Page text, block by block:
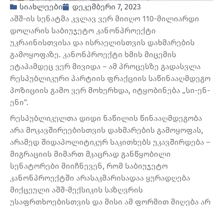
სიახლეები
დეკემბერი 7, 2023
აშშ-ის სენატმა კვლავ ვერ მიიღო 110-მილიარდი
დოლარის საბიუჯეტო კანონპროექტი
უკრაინისთვისა და ისრაელისთვის დახმარების
გამოყოფაზე. კანონპროექტი ხმის მიცემის
ეტაპამდეც ვერ მივიდა – ამ პროცესზე გადასვლა
რესპუბლიკური პარტიის ფრაქციის საწინააღმდეგო
პოზიციის გამო ვერ მოხერხდა, იტყობინება „სი-ენ-
ენი“.
რესპუბლიკელთა დიდი ნაწილის წინააღმდეგობა
არა მოკავშირეებისთვის დახმარების გამოყოფას,
არამედ შიდაპოლიტიკურ საკითხებს უკავშირდება –
მიგრაციის მიმართ მკაცრად განწყობილი
სენატორები მიიჩნევენ, რომ საბიუჯეტო
კანონპროექტში არასაკმარისადაა ყურადღება
მიქცეული აშშ-მექსიკის საზღვრის
უსაფრთხოებისთვის და მისი ამ ფორმით მიღება არ